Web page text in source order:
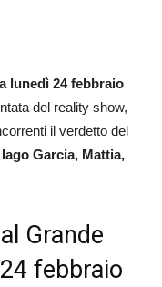
lunedì 24 febbraio
del reality show,
il verdetto del
Garcia, Mattia,
Grande
febbraio